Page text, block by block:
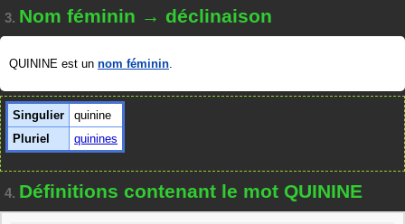
3. Nom féminin → déclinaison
QUININE est un nom féminin.
Singulier
quinine
Pluriel
quinines
4. Définitions contenant le mot QUININE